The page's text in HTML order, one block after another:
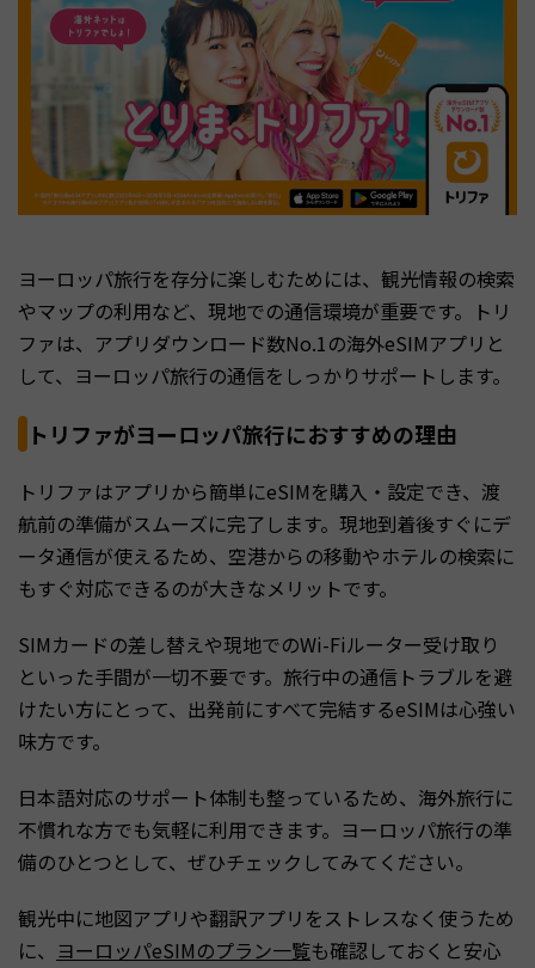
ヨーロッパ旅行を存分に楽しむためには、観光情報の検索
やマップの利用など、現地での通信環境が重要です。トリ
ファは、アプリダウンロード数No.1の海外eSIMアプリと
して、ヨーロッパ旅行の通信をしっかりサポートします。
トリファがヨーロッパ旅行におすすめの理由
トリファはアプリから簡単にeSIMを購入・設定でき、渡
航前の準備がスムーズに完了します。現地到着後すぐにデ
ータ通信が使えるため、空港からの移動やホテルの検索に
もすぐ対応できるのが大きなメリットです。
SIMカードの差し替えや現地でのWi-Fiルーター受け取り
といった手間が一切不要です。旅行中の通信トラブルを避
けたい方にとって、出発前にすべて完結するeSIMは心強い
味方です。
日本語対応のサポート体制も整っているため、海外旅行に
不慣れな方でも気軽に利用できます。ヨーロッパ旅行の準
備のひとつとして、ぜひチェックしてみてください。
観光中に地図アプリや翻訳アプリをストレスなく使うため
に、 ヨーロッパeSIMのプラン一覧も確認しておくと安心